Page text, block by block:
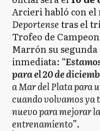
Arcieri habló con
Deportensetras el
Trofeo de
Marrón su
inmediata: “
para el 20 de
a Mar del Plata para
cuando volvamos ya
nuevo para mejorar
entrenamiento”.